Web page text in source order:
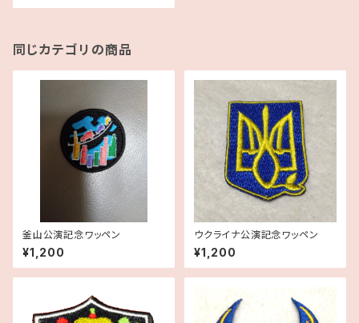
同じカテゴリの商品
釜山公演記念ワッペン
¥1,200
ウクライナ公演記念ワッペン
¥1,200